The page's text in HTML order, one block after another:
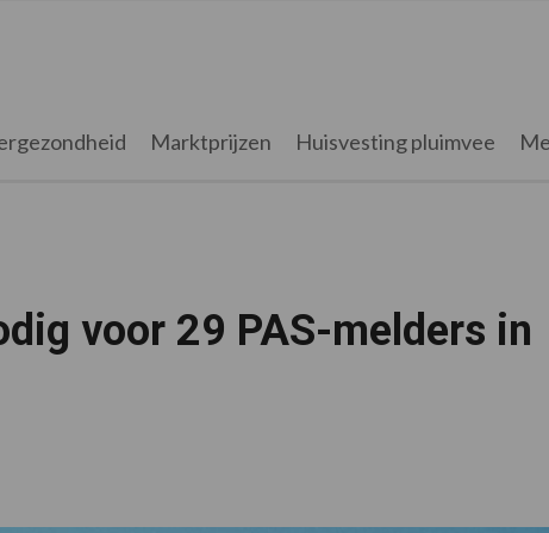
Marktprijzen Huisvesting pluimvee
voor 29 PAS-melders in